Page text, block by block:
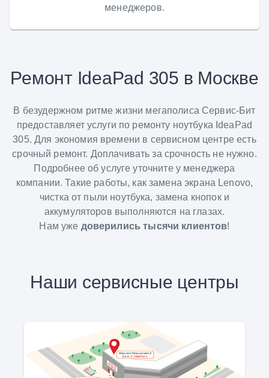
менеджеров.
Ремонт IdeaPad 305 в Москве
В безудержном ритме жизни мегаполиса Сервис-Бит
предоставляет услуги по ремонту ноутбука IdeaPad
305. Для экономия времени в сервисном центре есть
срочный ремонт. Доплачивать за срочность не нужно.
Подробнее об услуге уточните у менеджера
компании. Такие работы, как замена экрана Lenovo,
чистка от пыли ноутбука, замена кнопок и
аккумуляторов выполняются на глазах.
Нам уже доверились тысячи клиентов!
Наши сервисные центры